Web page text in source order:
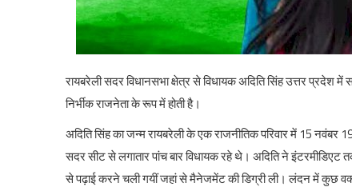
रायबरेली सदर विधानसभा क्षेत्र से विधायक अदिति सिंह उत्तर
निर्भीक राजनेता के रूप में होती है।
अदिति सिंह का जन्म रायबरेली के एक राजनीतिक परिवार में 15 नवंबर
सदर सीट से लगातार पांच बार विधायक रहे थे। अदिति ने इंटरमीडिएट
से पढ़ाई करने चली गयीं जहां से मैनेजमेंट की डिग्री ली। लंदन में कुछ